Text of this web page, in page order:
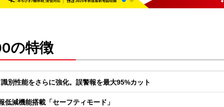
の特徴
別性能をさらに強化。誤警報を最大95%カット
低減機能搭載「セーフティモード」